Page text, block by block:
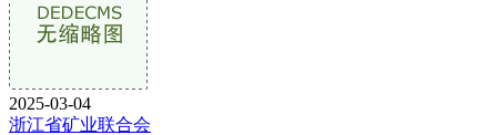
2025-03-04
浙江省矿业联合会